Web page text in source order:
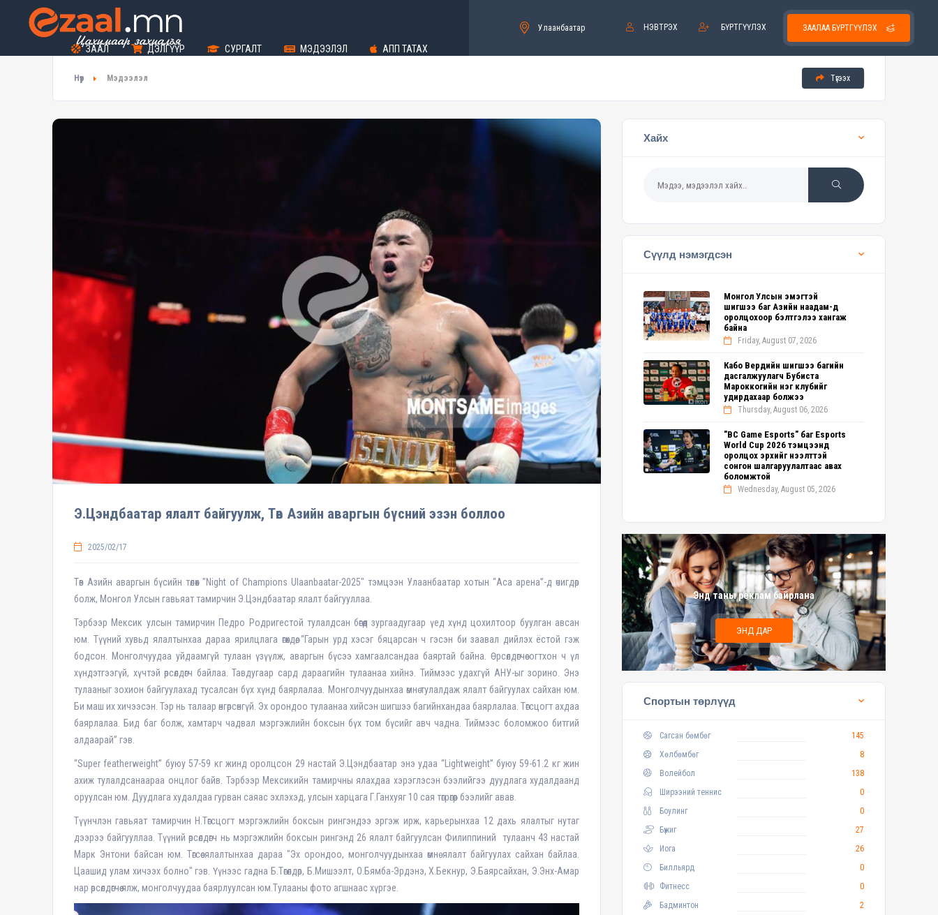
ЗААЛАА БҮРТГҮҮЛЭХ
БҮРТГҮҮЛЭХ
НЭВТРЭХ
Улаанбаатар
ЗААЛ ДЭЛГҮҮР СУРГАЛТ МЭДЭЭЛЭЛ АПП ТАТАХ
Нүүр Мэдээлэл Түгээх
Э.Цэндбаатар ялалт байгуулж, Төв Азийн аваргын бүсний эзэн боллоо
2025/02/17
Төв Азийн аваргын бүсийн төлөөх "Night of Champions Ulaanbaatar-2025" тэмцээн Улаанбаатар хотын “Аса арена”-д өчигдөр
болж, Монгол Улсын гавьяат тамирчин Э.Цэндбаатар ялалт байгууллаа.
Тэрбээр Мексик улсын тамирчин Педро Родригестой тулалдсан бөгөөд зургаадугаар үед хүнд цохилтоор буулган авсан
юм. Түүний хувьд ялалтынхаа дараа ярилцлага өгөхдөө, “Гарын урд хэсэг бяцарсан ч гэсэн би заавал дийлэх ёстой гэж
бодсон. Монголчуудаа уйдаамгүй тулаан үзүүлж, аваргын бүсээ хамгаалсандаа баяртай байна. Өрсөлдөгчөө огтхон ч үл
хүндэтгээгүй, хүчтэй өрсөлдөгч байлаа. Тавдугаар сард дараагийн тулаанаа хийнэ. Тиймээс удахгүй АНУ-ыг зорино. Энэ
тулааныг зохион байгуулахад тусалсан бүх хүнд баярлалаа. Монголчуудынхаа өмнө тулалдаж ялалт байгуулах сайхан юм.
Би маш их хичээсэн. Тэр нь талаар өнгөрсөнгүй. Эх орондоо тулаанаа хийсэн шигшээ багийнхандаа баярлалаа. Төгсцогт ахдаа
баярлалаа. Бид баг болж, хамтарч чадвал мэргэжлийн боксын бүх том бүсийг авч чадна. Тиймээс боломжоо битгий
алдаарай” гэв.
“Super featherweight” буюу 57-59 кг жинд оролцсон 29 настай Э.Цэндбаатар энэ удаа “Lightweight” буюу 59-61.2 кг жин
ахиж тулалдсанаараа онцлог байв. Тэрбээр Мексикийн тамирчны ялахдаа хэрэглэсэн бээлийгээ дуудлага худалдаанд
оруулсан юм. Дуудлага худалдаа гурван саяас эхлэхэд, улсын харцага Г.Ганхуяг 10 сая төгрөгөөр бээлийг авав.
Түүнчлэн гавьяат тамирчин Н.Төгсцогт мэргэжлийн боксын рингэндээ эргэж ирж, карьерынхаа 12 дахь ялалтыг нутаг
дээрээ байгууллаа. Түүний өрсөлдөгч нь мэргэжлийн боксын рингэнд 26 ялалт байгуулсан Филиппиний тулаанч 43 настай
Марк Энтони байсан юм. Төгсөө ялалтынхаа дараа "Эх орондоо, монголчуудынхаа өмнө ялалт байгуулах сайхан байлаа.
Цаашид улам хичээх болно" гэв. Үүнээс гадна Б.Төгөлдөр, Б.Мишээлт, О.Бямба-Эрдэнэ, Х.Бекнур, Э.Баярсайхан, Э.Энх-Амар
нар өрсөлдөгчөө ялж, монголчуудаа баярлуулсан юм.Тулааны фото агшнаас хүргэе.
Хайх
Сүүлд нэмэгдсэн
Монгол Улсын эмэгтэй
шигшээ баг Азийн наадам-д
оролцохоор бэлтгэлээ хангаж
байна
Friday, August 07, 2026
Кабо Вердийн шигшээ багийн
дасгалжуулагч Бубиста
Мароккогийн нэг клубийг
удирдахаар болжээ
Thursday, August 06, 2026
"BC Game Esports" баг Esports
World Cup 2026 тэмцээнд
оролцох эрхийг нээлттэй
сонгон шалгаруулалтаас авах
боломжтой
Wednesday, August 05, 2026
Энд таны реклам байрлана
ЭНД ДАР
Спортын төрлүүд
Сагсан бөмбөг
145
Хөлбөмбөг
8
Волейбол
138
Ширээний теннис
0
Боулинг
0
Бүжиг
27
Иога
26
Билльярд
0
Фитнесс
0
Бадминтон
2